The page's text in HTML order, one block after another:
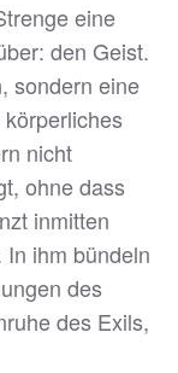
eine
den Geist.
sondern eine
nicht
ohne dass
inmitten
ihm bündeln
des
des Exils,